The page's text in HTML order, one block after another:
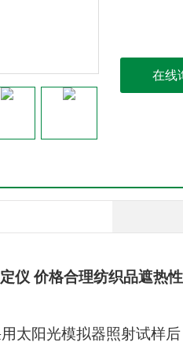
在线
仪 价格合理纺织品遮热
太阳光模拟器照射试样